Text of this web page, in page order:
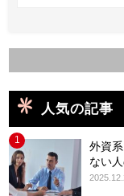
人気の記事
1
外資
ない